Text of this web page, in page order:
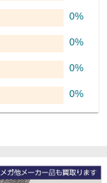
0%
0%
0%
0%